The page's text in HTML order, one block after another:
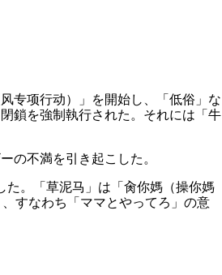
专项行动）」を開始し、「低俗」な
鎖を強制執行された。それには「牛
の不満を引き起こした。
た。「草泥马」は「肏你媽（操你媽
すなわち「ママとやってろ」の意